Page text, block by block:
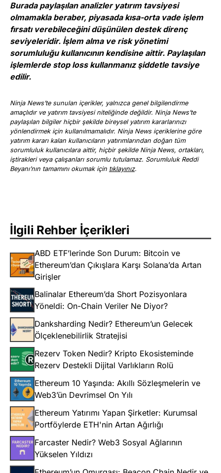
Burada paylaşılan analizler yatırım tavsiyesi
olmamakla beraber, piyasada kısa-orta vade işlem
fırsatı verebileceğini düşünülen destek direnç
seviyeleridir. İşlem alma ve risk yönetimi
sorumluluğu kullanıcının kendisine aittir. Paylaşılan
işlemlerde stop loss kullanmanız şiddetle tavsiye
edilir.
Ninja News’te sunulan içerikler, yalnızca genel bilgilendirme
amaçlıdır ve yatırım tavsiyesi niteliğinde değildir. Ninja News’te
paylaşılan bilgiler hiçbir şekilde bireysel yatırım kararlarınızı
yönlendirmek için kullanılmamalıdır. Ninja News içeriklerine göre
yatırım kararı kalan kullanıcıların yatırımlarından doğan tüm
sorumluluk kullanıcılara aittir, hiçbir şekilde Ninja News, ortakları,
iştirakleri veya çalışanları sorumlu tutulamaz. Sorumluluk Reddi
Beyanı’nın tamamını okumak için tıklayınız.
İlgili Rehber İçerikleri
ABD ETF’lerinde Son Durum: Bitcoin ve
Ethereum’dan Çıkışlara Karşı Solana’da Artan
Girişler
Balinalar Ethereum’da Short Pozisyonlara
Yöneldi: On-Chain Veriler Ne Diyor?
Danksharding Nedir? Ethereum’un Gelecek
Ölçeklenebilirlik Stratejisi
Rezerv Token Nedir? Kripto Ekosisteminde
Rezerv Destekli Dijital Varlıkların Rolü
Ethereum 10 Yaşında: Akıllı Sözleşmelerin ve
Web3’ün Devrimsel On Yılı
Ethereum Yatırımı Yapan Şirketler: Kurumsal
Portföylerde ETH'nin Artan Ağırlığı
Farcaster Nedir? Web3 Sosyal Ağlarının
Yükselen Yıldızı